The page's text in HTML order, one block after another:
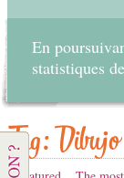
En
statistiques
Tag: